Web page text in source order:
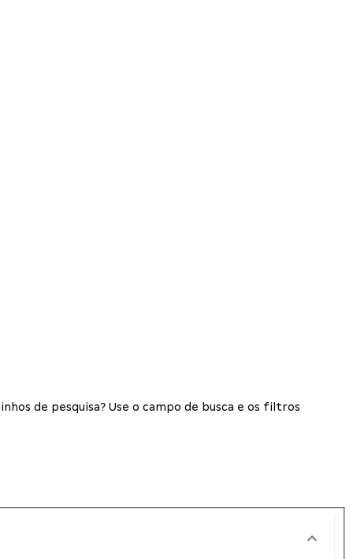
de pesquisa? Use o campo de busca e os filtros